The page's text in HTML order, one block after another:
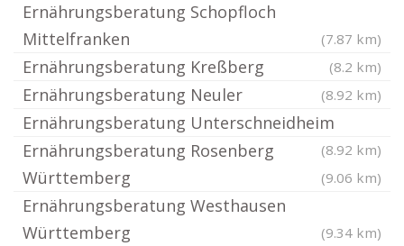
Ernährungsberatung Schopfloch
Mittelfranken
(7.87 km)
Ernährungsberatung Kreßberg (8.2 km)
Ernährungsberatung Neuler (8.92 km)
Ernährungsberatung Unterschneidheim
(8.92 km)
Ernährungsberatung Rosenberg
Württemberg
(9.06 km)
Ernährungsberatung Westhausen
Württemberg
(9.34 km)